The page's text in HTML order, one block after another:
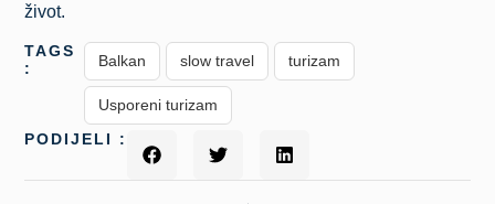
život.
TAGS
:
Balkan slow travel turizam
Usporeni turizam
PODIJELI :